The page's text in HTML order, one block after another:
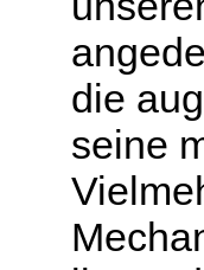
die
seine